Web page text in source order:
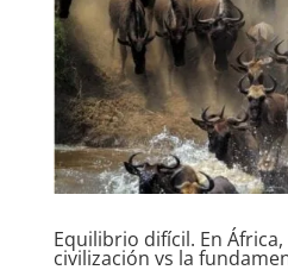
Equilibrio difícil. En África,
civilización vs la